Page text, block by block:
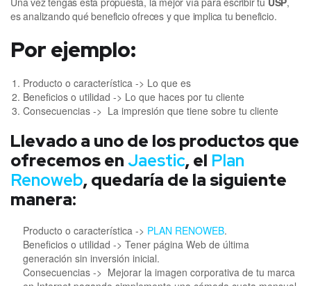
es analizando qué beneficio ofreces y que implica tu beneficio.
Por ejemplo:
Producto o característica -> Lo que es
Beneficios o utilidad -> Lo que haces por tu cliente
Consecuencias -> La impresión que tiene sobre tu cliente
Llevado a uno de los productos que
ofrecemos enJaestic, el Plan
Renoweb, quedaría de la siguiente
manera:
Producto o característica -> PLAN RENOWEB.
Beneficios o utilidad -> Tener página Web de última
generación sin inversión inicial.
Consecuencias -> Mejorar la imagen corporativa de tu marca